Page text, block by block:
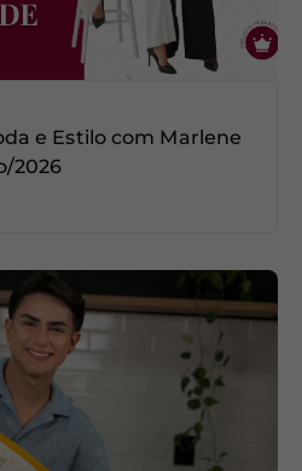
e Estilo com Marlene
2026